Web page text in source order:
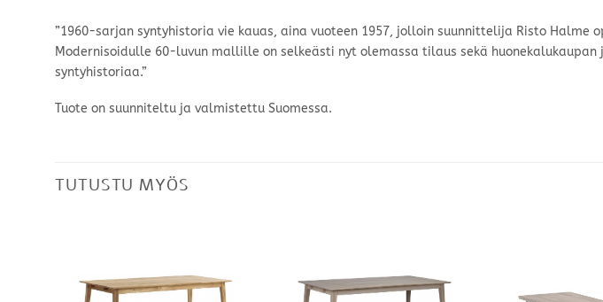
”1960-sarjan syntyhistoria vie kauas, aina vuoteen 1957, jolloin suunnittelija Risto Halme
Modernisoidulle 60-luvun mallille on selkeästi nyt olemassa tilaus sekä
syntyhistoriaa.”
Tuote on suunniteltu ja valmistettu Suomessa.
TUTUSTU MYÖS